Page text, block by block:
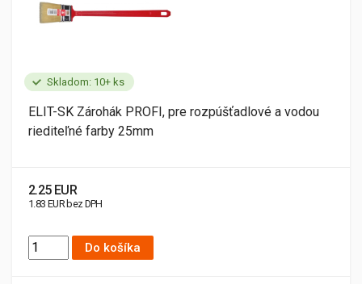
Skladom: 10+ ks
ELIT-SK Zárohák PROFI, pre rozpúšťadlové a vodou
riediteľné farby 25mm
2.25 EUR
1.83 EUR bez DPH
Do košíka